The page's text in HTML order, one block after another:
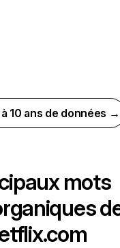
10 ans de données →
mots